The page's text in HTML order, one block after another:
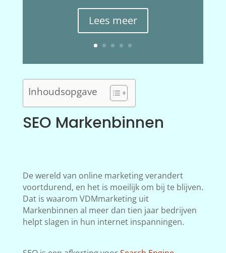
Lees meer
Inhoudsopgave
SEO Markenbinnen
De wereld van online marketing verandert
voortdurend, en het is moeilijk om bij te blijven.
Dat is waarom VDMmarketing uit
Markenbinnen al meer dan tien jaar bedrijven
helpt slagen in hun internet inspanningen.